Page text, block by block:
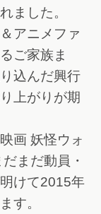
ました。
アニメファ
ご家族ま
込んだ興行
上がりが期
画 妖怪ウォ
まだ動員・
けて2015年
す。